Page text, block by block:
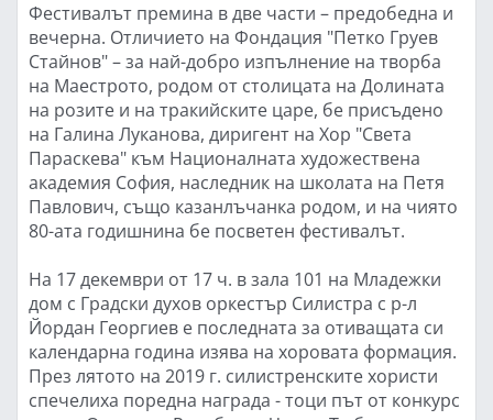
Фестивалът премина в две части – предобедна и
вечерна. Отличието на Фондация "Петко Груев
Стайнов" – за най-добро изпълнение на творба
на Маестрото, родом от столицата на Долината
на розите и на тракийските царе, бе присъдено
на Галина Луканова, диригент на Хор "Света
Параскева" към Националната художествена
академия София, наследник на школата на Петя
Павлович, също казанлъчанка родом, и на чиято
80-ата годишнина бе посветен фестивалът.
На 17 декември от 17 ч. в зала 101 на Младежки
дом с Градски духов оркестър Силистра с р-л
Йордан Георгиев е последната за отиващата си
календарна година изява на хоровата формация.
През лятото на 2019 г. силистренските хористи
спечелиха поредна награда - тоци път от конкурс